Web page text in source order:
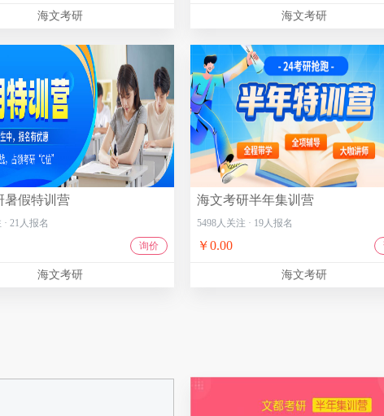
海文考研 海文考研
暑假特训营
· 21 人报名
询价
海文考研
海文考研半年集训营
5498人关注 · 19人报名
￥0.00
海文考研